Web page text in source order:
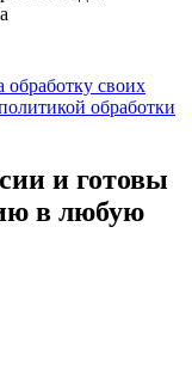
обработку своих
обработки
и готовы
в любую